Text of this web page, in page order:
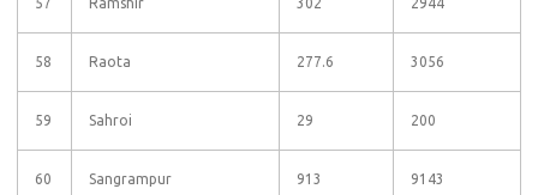
58 Raota 277.6 3056
59 Sahroi 29 200
60 Sangrampur 913 9143